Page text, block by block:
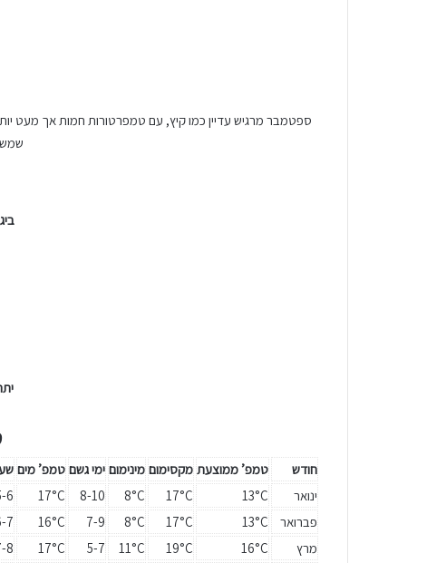
ספטמבר מרגיש עדיין כמו קיץ, עם טמפרטורות חמות אך מעט
חודש טמפ’ ממוצעת מקסימום מינימום ימי גשם טמפ’ מים
ינואר
13°C
17°C
8°C
8-10
17°C
6
פברואר
13°C
17°C
8°C
7-9
16°C
7
מרץ
16°C
19°C
11°C
5-7
17°C
8